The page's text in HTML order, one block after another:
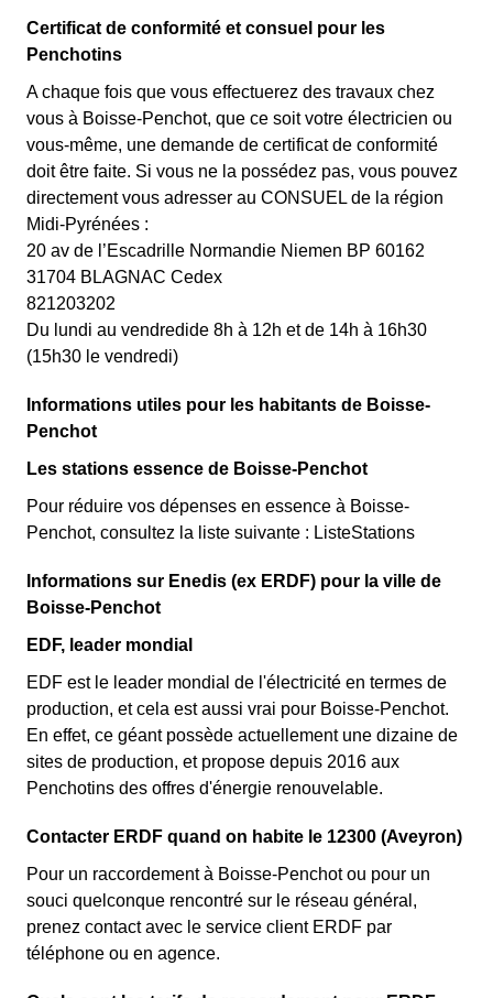
Certificat de conformité et consuel pour les
Penchotins
A chaque fois que vous effectuerez des travaux chez
vous à Boisse-Penchot, que ce soit votre électricien ou
vous-même, une demande de certificat de conformité
doit être faite. Si vous ne la possédez pas, vous pouvez
directement vous adresser au CONSUEL de la région
Midi-Pyrénées :
20 av de l’Escadrille Normandie Niemen BP 60162
31704 BLAGNAC Cedex
821203202
Du lundi au vendredide 8h à 12h et de 14h à 16h30
(15h30 le vendredi)
Informations utiles pour les habitants de Boisse-
Penchot
Les stations essence de Boisse-Penchot
Pour réduire vos dépenses en essence à Boisse-
Penchot, consultez la liste suivante : ListeStations
Informations sur Enedis (ex ERDF) pour la ville de
Boisse-Penchot
EDF, leader mondial
EDF est le leader mondial de l'électricité en termes de
production, et cela est aussi vrai pour Boisse-Penchot.
En effet, ce géant possède actuellement une dizaine de
sites de production, et propose depuis 2016 aux
Penchotins des offres d'énergie renouvelable.
Contacter ERDF quand on habite le 12300 (Aveyron)
Pour un raccordement à Boisse-Penchot ou pour un
souci quelconque rencontré sur le réseau général,
prenez contact avec le service client ERDF par
téléphone ou en agence.